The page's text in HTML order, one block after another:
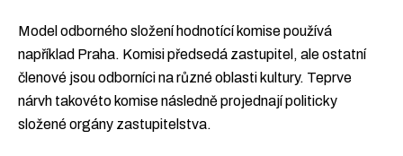
Model odborného složení hodnotící komise používá
například Praha. Komisi předsedá zastupitel, ale ostatní
členové jsou odborníci na různé oblasti kultury. Teprve
nárvh takovéto komise následně projednají politicky
složené orgány zastupitelstva.